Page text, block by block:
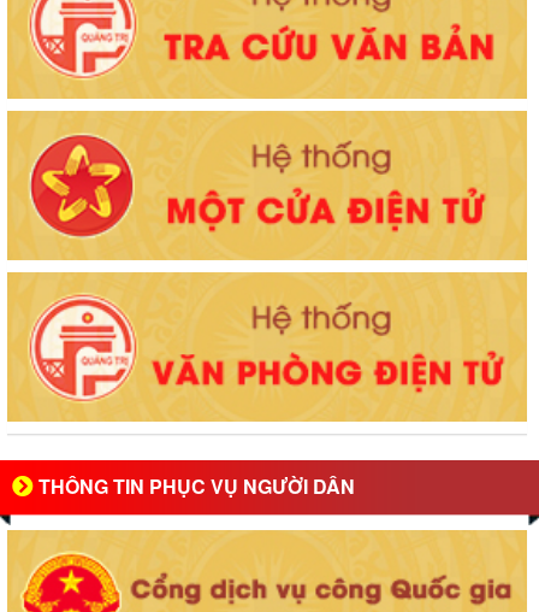
THÔNG TIN PHỤC VỤ NGƯỜI DÂN